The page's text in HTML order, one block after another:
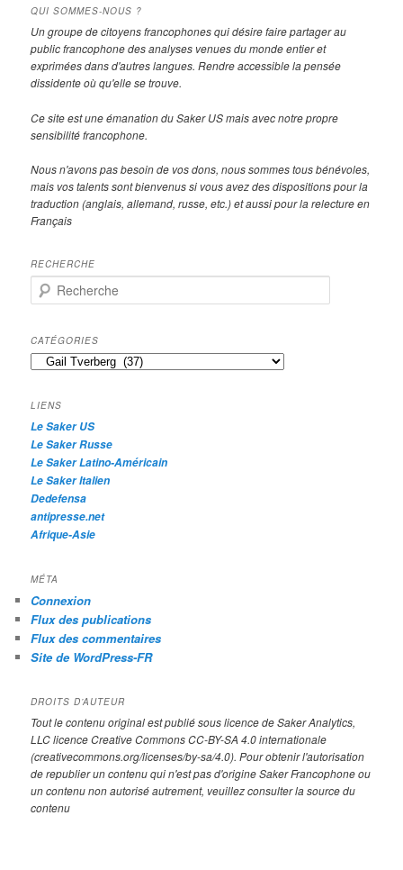
QUI SOMMES-NOUS ?
Un groupe de citoyens francophones qui désire faire partager au
public francophone des analyses venues du monde entier et
exprimées dans d'autres langues. Rendre accessible la pensée
dissidente où qu'elle se trouve.
Ce site est une émanation du Saker US mais avec notre propre
sensibilité francophone.
Nous n'avons pas besoin de vos dons, nous sommes tous bénévoles,
mais vos talents sont bienvenus si vous avez des dispositions pour la
traduction (anglais, allemand, russe, etc.) et aussi pour la relecture en
Français
RECHERCHE
e
h
e
r
h
e
CATÉGORIES
Catégories
LIENS
Le Saker US
Le Saker Russe
Le Saker Latino-Américain
Le Saker Italien
Dedefensa
antipresse.net
Afrique-Asie
MÉTA
Connexion
Flux des publications
Flux des commentaires
Site de WordPress-FR
DROITS D’AUTEUR
Tout le contenu original est publié sous licence de Saker Analytics,
LLC licence Creative Commons CC-BY-SA 4.0 internationale
(creativecommons.org/licenses/by-sa/4.0). Pour obtenir l'autorisation
de republier un contenu qui n'est pas d'origine Saker Francophone ou
un contenu non autorisé autrement, veuillez consulter la source du
contenu